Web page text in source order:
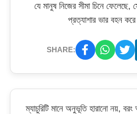
যে মানুষ নিজের সীমা চিনে
প্রত্যাশার ভার বহন
SHARE:
ম্যাচুরিটি মানে অনুভূতি হারানো নয়,